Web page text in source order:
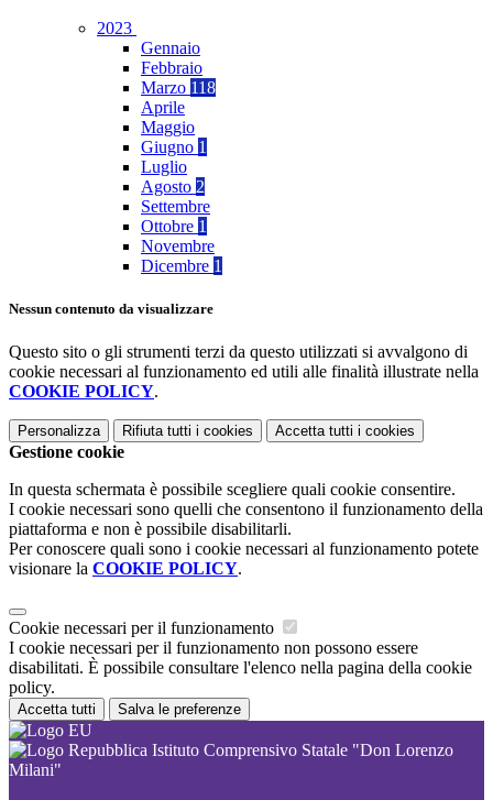
2023
Gennaio
Febbraio
Marzo 118
Aprile
Maggio
Giugno 1
Luglio
Agosto 2
Settembre
Ottobre 1
Novembre
Dicembre 1
Nessun contenuto da visualizzare
Questo sito o gli strumenti terzi da questo utilizzati si avvalgono di
cookie necessari al funzionamento ed utili alle finalità illustrate nella
COOKIE POLICY.
Personalizza Rifiuta tutti i cookies Accetta tutti i cookies
Gestione cookie
In questa schermata è possibile scegliere quali cookie consentire.
I cookie necessari sono quelli che consentono il funzionamento della
piattaforma e non è possibile disabilitarli.
Per conoscere quali sono i cookie necessari al funzionamento potete
visionare la COOKIE POLICY.
Cookie necessari per il funzionamento
I cookie necessari per il funzionamento non possono essere
disabilitati. È possibile consultare l'elenco nella pagina della cookie
policy.
Accetta tutti Salva le preferenze
Istituto Comprensivo Statale "Don Lorenzo
Milani"